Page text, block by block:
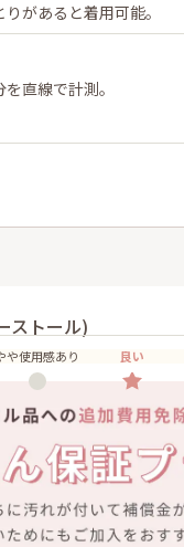
があると着用可能。
直線で計測。
ストール)
や使用感あり 良い